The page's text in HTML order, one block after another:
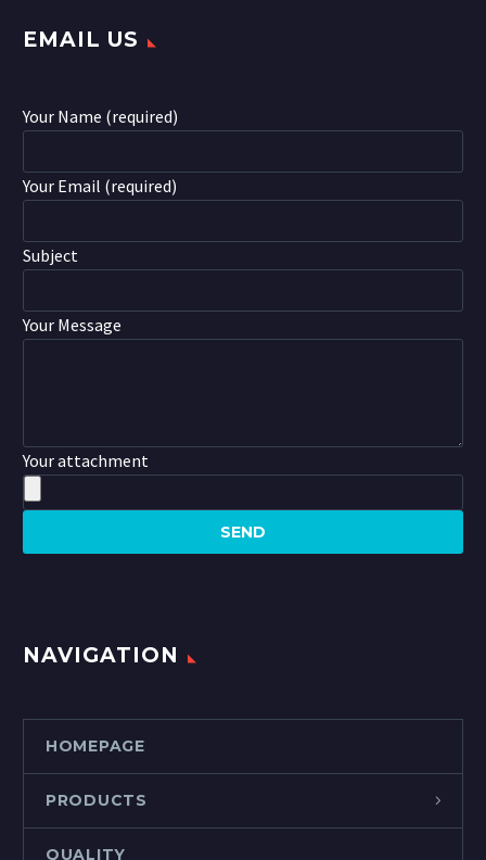
EMAIL US
Your Name (required)
Your Email (required)
Subject
Your Message
Your attachment
NAVIGATION
HOMEPAGE
PRODUCTS
QUALITY